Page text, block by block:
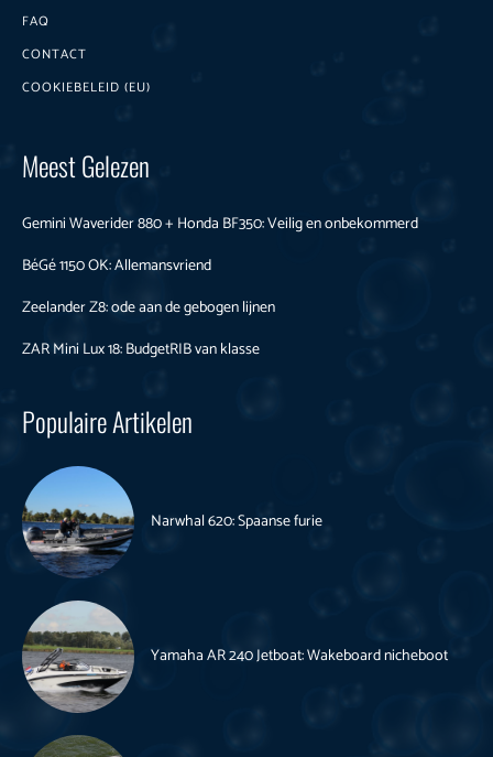
FAQ
CONTACT
COOKIEBELEID (EU)
Meest Gelezen
Gemini Waverider 880 + Honda BF350: Veilig en onbekommerd
BéGé 1150 OK: Allemansvriend
Zeelander Z8: ode aan de gebogen lijnen
ZAR Mini Lux 18: BudgetRIB van klasse
Populaire Artikelen
Narwhal 620: Spaanse furie
Yamaha AR 240 Jetboat: Wakeboard nicheboot